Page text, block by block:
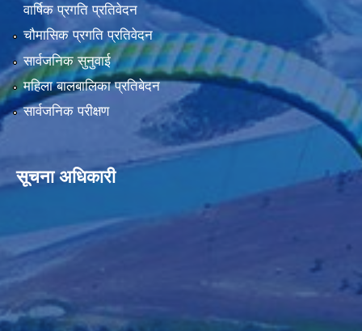
वार्षिक प्रगति प्रतिवेदन
चौमासिक प्रगति प्रतिवेदन
सार्वजनिक सुनुवाई
महिला बालबालिका प्रतिबेदन
सार्वजनिक परीक्षण
सूचना अधिकारी